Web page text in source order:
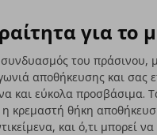
για το
του πράσινου,
αποθήκευσης και σας
και εύκολα προσβάσιμα.
η κρεμαστή θήκη
και ό,τι μπορεί